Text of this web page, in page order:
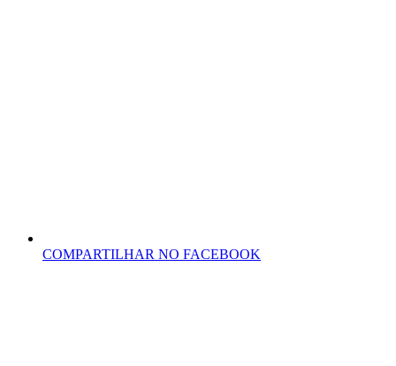
COMPARTILHAR NO FACEBOOK